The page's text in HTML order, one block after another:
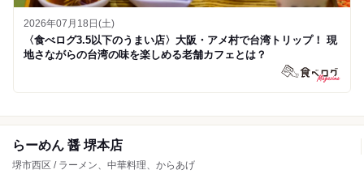
2026年07月18日(土)
〈食べログ3.5以下のうまい店〉大阪・アメ村で台湾トリップ！ 現
地さながらの台湾の味を楽しめる老舗カフェとは？
らーめん 醤 堺本店
堺市西区 / ラーメン、中華料理、からあげ